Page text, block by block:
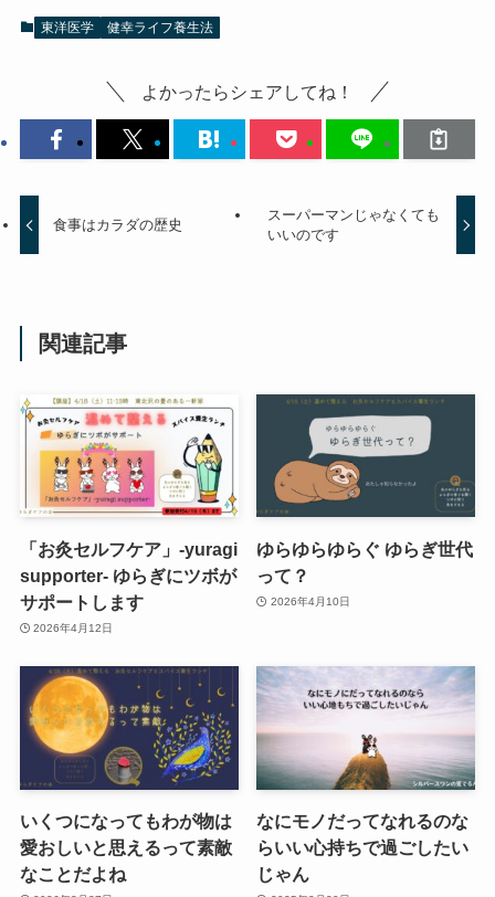
東洋医学 健幸ライフ養生法
よかったらシェアしてね！
食事はカラダの歴史
スーパーマンじゃなくても
いいのです
関連記事
「お灸セルフケア」-yuragi
supporter- ゆらぎにツボが
サポートします
2026年4月12日
ゆらゆらゆらぐ ゆらぎ世代
って？
2026年4月10日
いくつになってもわが物は
愛おしいと思えるって素敵
なことだよね
なにモノだってなれるのな
らいい心持ちで過ごしたい
じゃん